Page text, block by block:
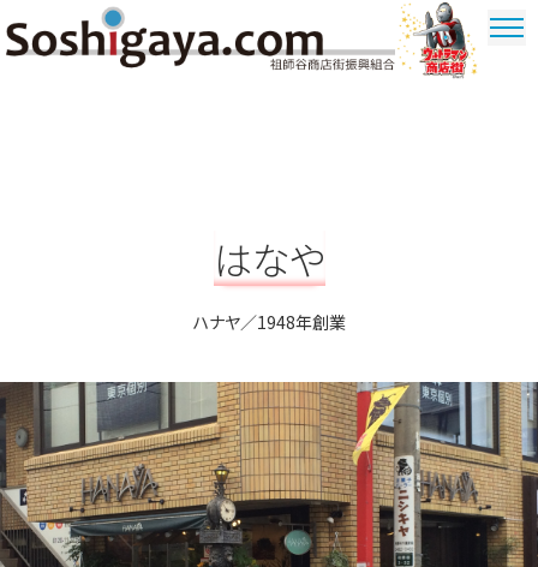
はなや
ハナヤ／1948年創業